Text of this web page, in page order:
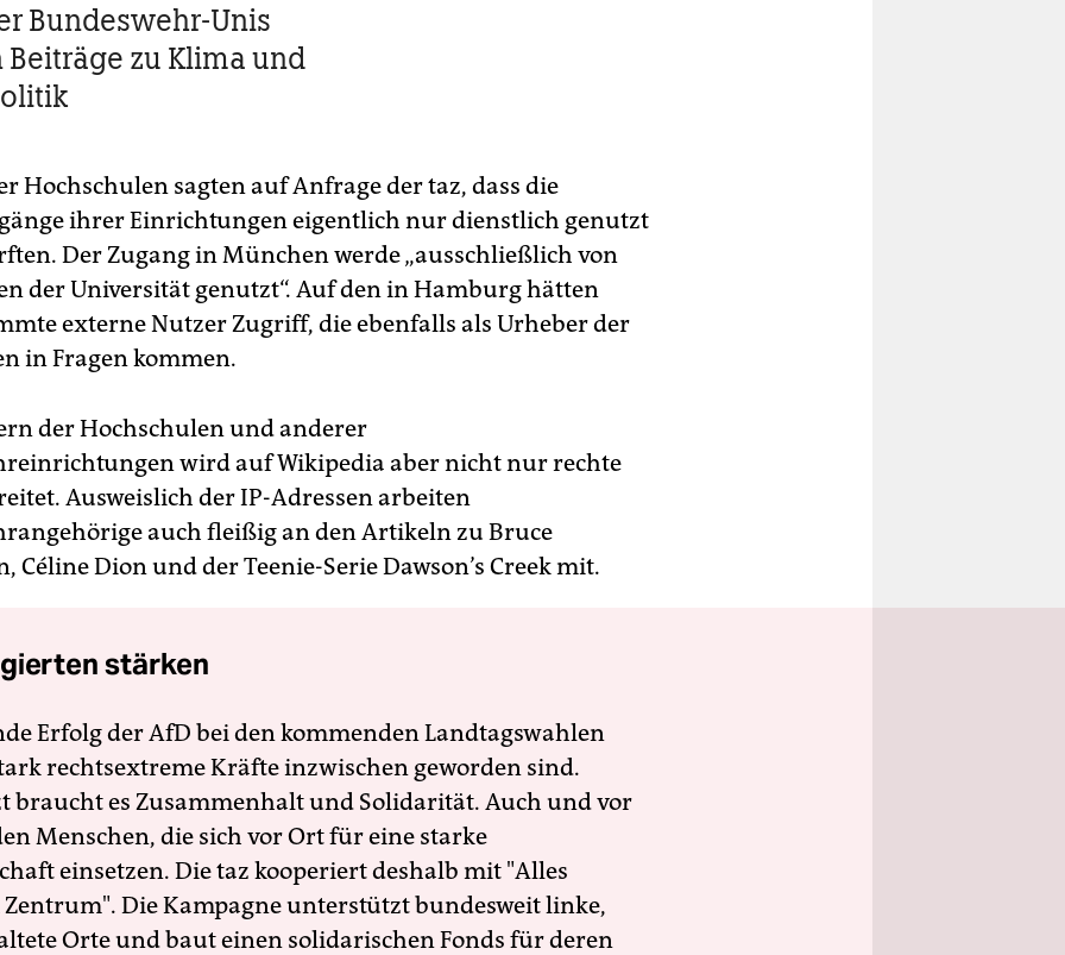
Bundeswehr-Unis
zu Klima und
Hochschulen sagten auf Anfrage der taz, dass die
ihrer Einrichtungen eigentlich nur dienstlich genutzt
Der Zugang in München werde „ausschließlich von
der Universität genutzt“. Auf den in Hamburg hätten
externe Nutzer Zugriff, die ebenfalls als Urheber der
in Fragen kommen.
der Hochschulen und anderer
wird auf Wikipedia aber nicht nur rechte
Ausweislich der IP-Adressen arbeiten
auch fleißig an den Artikeln zu Bruce
Céline Dion und der Teenie-Serie Dawson’s Creek mit.
stärken
Erfolg der AfD bei den kommenden Landtagswahlen
rechtsextreme Kräfte inzwischen geworden sind.
braucht es Zusammenhalt und Solidarität. Auch und vor
Menschen, die sich vor Ort für eine starke
einsetzen. Die taz kooperiert deshalb mit "Alles
Die Kampagne unterstützt bundesweit linke,
Orte und baut einen solidarischen Fonds für deren